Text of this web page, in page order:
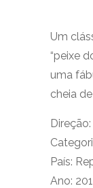
Um
“peixe
uma
cheia
País:
Ano: